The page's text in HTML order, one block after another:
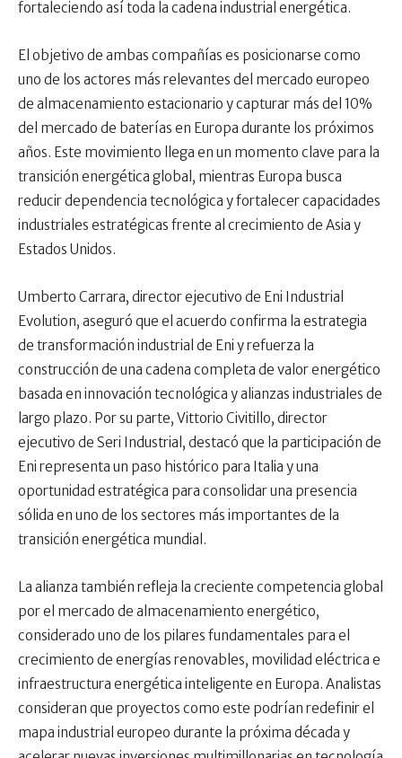
fortaleciendo así toda la cadena industrial energética.
El objetivo de ambas compañías es posicionarse como
uno de los actores más relevantes del mercado europeo
de almacenamiento estacionario y capturar más del 10%
del mercado de baterías en Europa durante los próximos
años. Este movimiento llega en un momento clave para la
transición energética global, mientras Europa busca
reducir dependencia tecnológica y fortalecer capacidades
industriales estratégicas frente al crecimiento de Asia y
Estados Unidos.
Umberto Carrara, director ejecutivo de Eni Industrial
Evolution, aseguró que el acuerdo confirma la estrategia
de transformación industrial de Eni y refuerza la
construcción de una cadena completa de valor energético
basada en innovación tecnológica y alianzas industriales de
largo plazo. Por su parte, Vittorio Civitillo, director
ejecutivo de Seri Industrial, destacó que la participación de
Eni representa un paso histórico para Italia y una
oportunidad estratégica para consolidar una presencia
sólida en uno de los sectores más importantes de la
transición energética mundial.
La alianza también refleja la creciente competencia global
por el mercado de almacenamiento energético,
considerado uno de los pilares fundamentales para el
crecimiento de energías renovables, movilidad eléctrica e
infraestructura energética inteligente en Europa. Analistas
consideran que proyectos como este podrían redefinir el
mapa industrial europeo durante la próxima década y